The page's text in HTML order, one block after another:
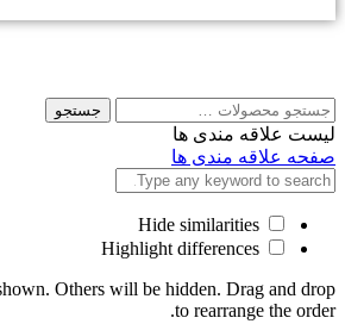
جستجو
برای
جستجو
لیست علاقه مندی ها
صفحه علاقه مندی ها
Others will be hidden. Drag and drop
to rearrange the order.